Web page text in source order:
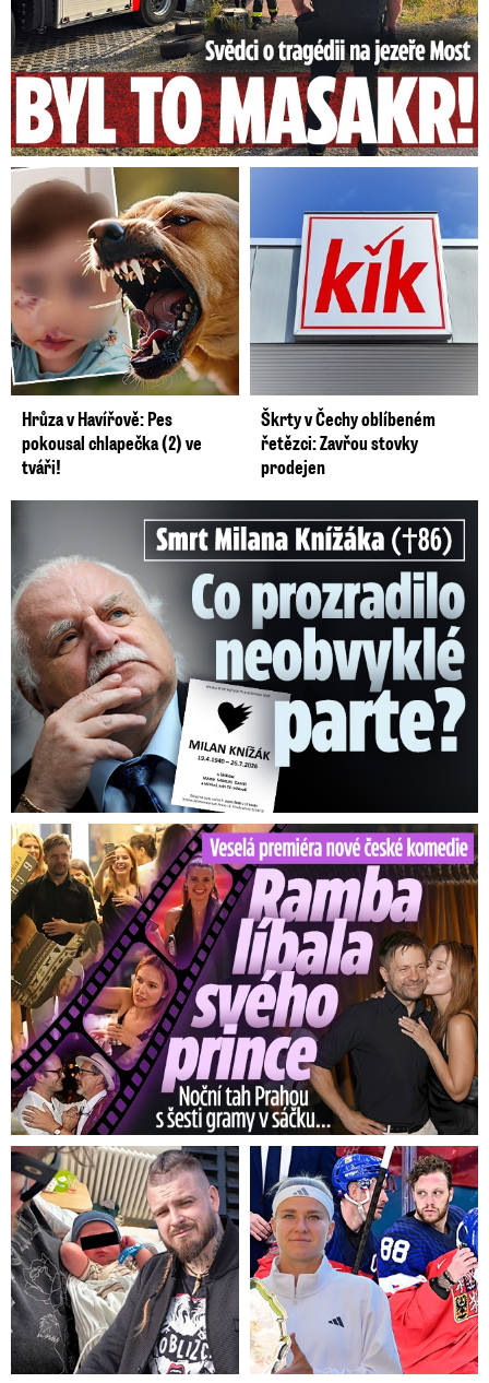
Hrůza v Havířově: Pes
pokousal chlapečka (2) ve
tváři!
Škrty v Čechy oblíbeném
řetězci: Zavřou stovky
prodejen
Smrt Milana Knížáka (†86): Co prozradilo neobvyklé parte?
Veselá premiéra nové české komedie: Ramba líbala Mádla